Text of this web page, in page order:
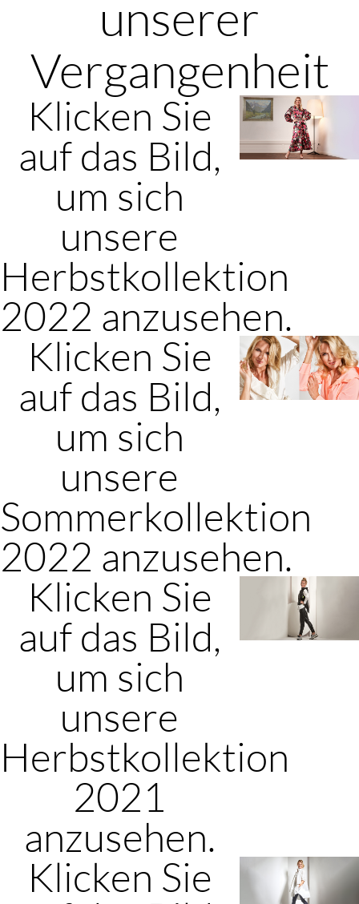
unserer
Vergangenheit
Klicken Sie
auf das Bild,
um sich
unsere
Herbstkollektion
2022 anzusehen.
Klicken Sie
auf das Bild,
um sich
unsere
Sommerkollektion
2022 anzusehen.
Klicken Sie
auf das Bild,
um sich
unsere
Herbstkollektion
2021
anzusehen.
Klicken Sie